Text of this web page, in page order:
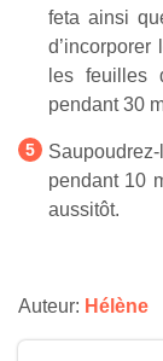
feta ainsi
les feuilles
pendant 30
pendant 10
aussitôt.
Auteur: Hélène